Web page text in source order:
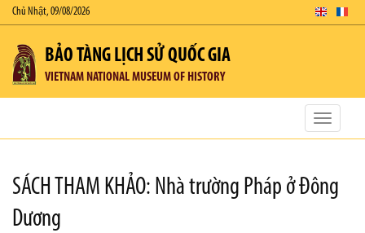
Chủ Nhật, 09/08/2026
BẢO TÀNG LỊCH SỬ QUỐC GIA
VIETNAM NATIONAL MUSEUM OF HISTORY
Toggle
SÁCH THAM KHẢO: Nhà trường Pháp ở Đông
Dương